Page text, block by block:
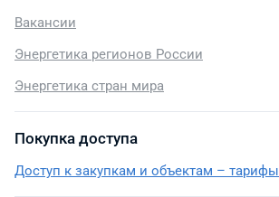
Вакансии
Энергетика регионов России
Энергетика стран мира
Покупка доступа
Доступ к закупкам и объектам – тарифы